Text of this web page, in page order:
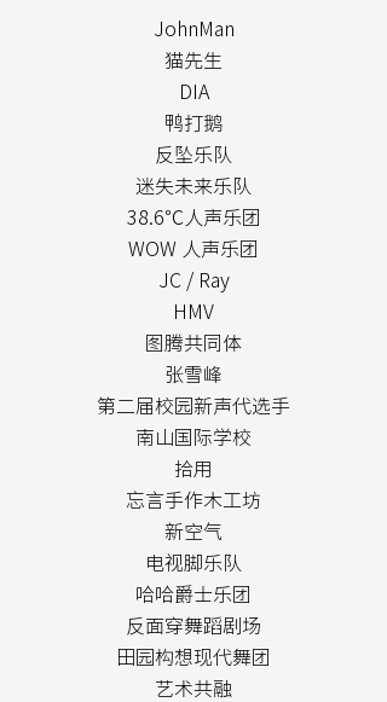
JohnMan
猫先生
DIA
鸭打鹅
反坠乐队
迷失未来乐队
38.6℃人声乐团
WOW 人声乐团
JC / Ray
HMV
图腾共同体
张雪峰
第二届校园新声代选手
南山国际学校
拾用
忘言手作木工坊
新空气
电视脚乐队
哈哈爵士乐团
反面穿舞蹈剧场
田园构想现代舞团
艺术共融